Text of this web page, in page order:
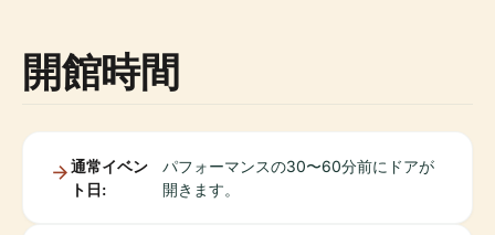
開館時間
通常イベン
ト日:
パフォーマンスの30〜60分前にドアが
開きます。